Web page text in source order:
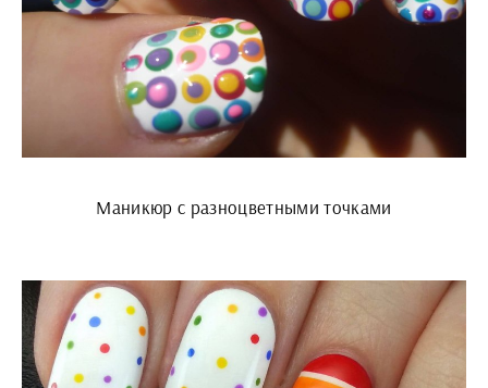
Маникюр с разноцветными точками